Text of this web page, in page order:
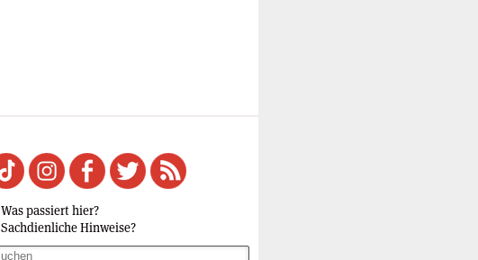
Was passiert hier?
Sachdienliche Hinweise?